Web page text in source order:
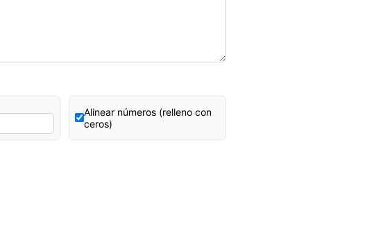
Alinear números (relleno con
ceros)